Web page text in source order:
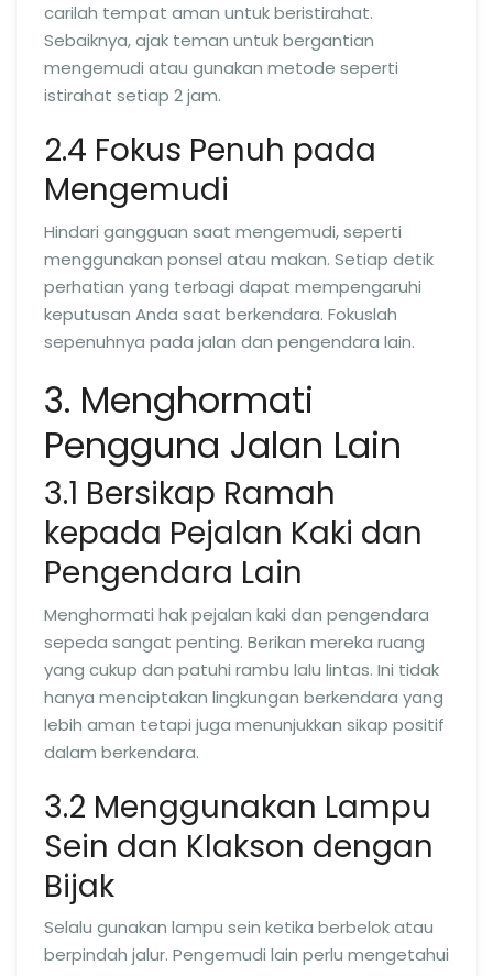
carilah tempat aman untuk beristirahat.
Sebaiknya, ajak teman untuk bergantian
mengemudi atau gunakan metode seperti
istirahat setiap 2 jam.
2.4 Fokus Penuh pada
Mengemudi
Hindari gangguan saat mengemudi, seperti
menggunakan ponsel atau makan. Setiap detik
perhatian yang terbagi dapat mempengaruhi
keputusan Anda saat berkendara. Fokuslah
sepenuhnya pada jalan dan pengendara lain.
3. Menghormati
Pengguna Jalan Lain
3.1 Bersikap Ramah
kepada Pejalan Kaki dan
Pengendara Lain
Menghormati hak pejalan kaki dan pengendara
sepeda sangat penting. Berikan mereka ruang
yang cukup dan patuhi rambu lalu lintas. Ini tidak
hanya menciptakan lingkungan berkendara yang
lebih aman tetapi juga menunjukkan sikap positif
dalam berkendara.
3.2 Menggunakan Lampu
Sein dan Klakson dengan
Bijak
Selalu gunakan lampu sein ketika berbelok atau
berpindah jalur. Pengemudi lain perlu mengetahui